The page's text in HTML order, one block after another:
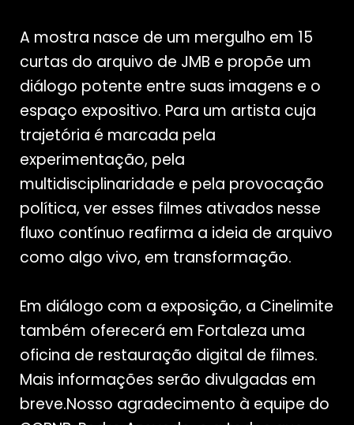
A mostra nasce de um mergulho em 15
curtas do arquivo de JMB e propõe um
diálogo potente entre suas imagens e o
espaço expositivo. Para um artista cuja
trajetória é marcada pela
experimentação, pela
multidisciplinaridade e pela provocação
política, ver esses filmes ativados nesse
fluxo contínuo reafirma a ideia de arquivo
como algo vivo, em transformação.
Em diálogo com a exposição, a Cinelimite
também oferecerá em Fortaleza uma
oficina de restauração digital de filmes.
Mais informações serão divulgadas em
breve.Nosso agradecimento à equipe do